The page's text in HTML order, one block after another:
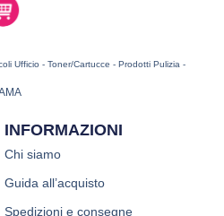
Ufficio - Toner/Cartucce - Prodotti Pulizia -
INFORMAZIONI
Chi siamo
Guida all’acquisto
Spedizioni e consegne